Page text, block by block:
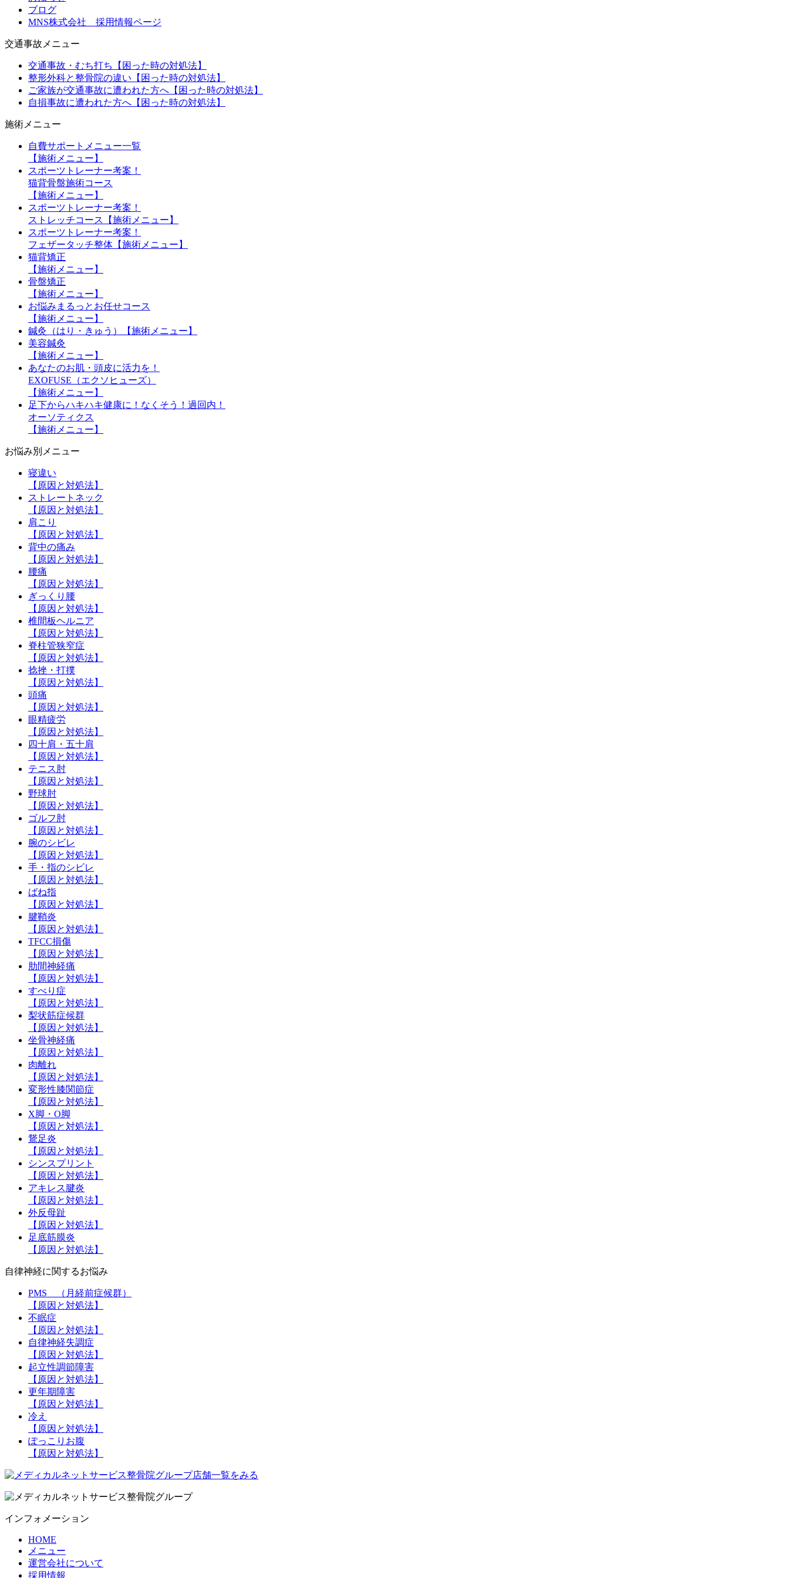
ブログ
MNS株式会社 採用情報ページ
交通事故メニュー
交通事故・むち打ち【困った時の対処法】
整形外科と整骨院の違い【困った時の対処法】
ご家族が交通事故に遭われた方へ【困った時の対処法】
自損事故に遭われた方へ【困った時の対処法】
施術メニュー
自費サポートメニュー一覧
【施術メニュー】
スポーツトレーナー考案！
猫背骨盤施術コース
【施術メニュー】
スポーツトレーナー考案！
ストレッチコース【施術メニュー】
スポーツトレーナー考案！
フェザータッチ整体【施術メニュー】
猫背矯正
【施術メニュー】
骨盤矯正
【施術メニュー】
お悩みまるっとお任せコース
【施術メニュー】
鍼灸（はり・きゅう）【施術メニュー】
美容鍼灸
【施術メニュー】
あなたのお肌・頭皮に活力を！
EXOFUSE（エクソヒューズ）
【施術メニュー】
足下からハキハキ健康に！なくそう！過回内！
オーソティクス
【施術メニュー】
お悩み別メニュー
寝違い
【原因と対処法】
ストレートネック
【原因と対処法】
肩こり
【原因と対処法】
背中の痛み
【原因と対処法】
腰痛
【原因と対処法】
ぎっくり腰
【原因と対処法】
椎間板ヘルニア
【原因と対処法】
脊柱管狭窄症
【原因と対処法】
捻挫・打撲
【原因と対処法】
頭痛
【原因と対処法】
眼精疲労
【原因と対処法】
四十肩・五十肩
【原因と対処法】
テニス肘
【原因と対処法】
野球肘
【原因と対処法】
ゴルフ肘
【原因と対処法】
腕のシビレ
【原因と対処法】
手・指のシビレ
【原因と対処法】
ばね指
【原因と対処法】
腱鞘炎
【原因と対処法】
TFCC損傷
【原因と対処法】
肋間神経痛
【原因と対処法】
すべり症
【原因と対処法】
梨状筋症候群
【原因と対処法】
坐骨神経痛
【原因と対処法】
肉離れ
【原因と対処法】
変形性膝関節症
【原因と対処法】
X脚・O脚
【原因と対処法】
鵞足炎
【原因と対処法】
シンスプリント
【原因と対処法】
アキレス腱炎
【原因と対処法】
外反母趾
【原因と対処法】
足底筋膜炎
【原因と対処法】
自律神経に関するお悩み
PMS （月経前症候群）
【原因と対処法】
不眠症
【原因と対処法】
自律神経失調症
【原因と対処法】
起立性調節障害
【原因と対処法】
更年期障害
【原因と対処法】
冷え
【原因と対処法】
ぽっこりお腹
【原因と対処法】
インフォメーション
HOME
メニュー
運営会社について
採用情報